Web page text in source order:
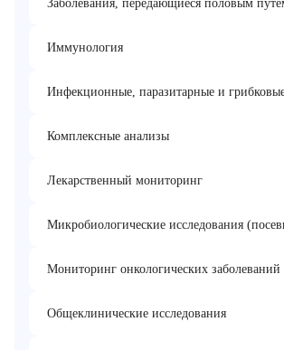
Заболевания, передающиеся половым
Иммунология
Инфекционные, паразитарные и
Комплексные анализы
Лекарственный мониторинг
Микробиологические исследования
Мониторинг онкологических заболеваний
Общеклинические исследования